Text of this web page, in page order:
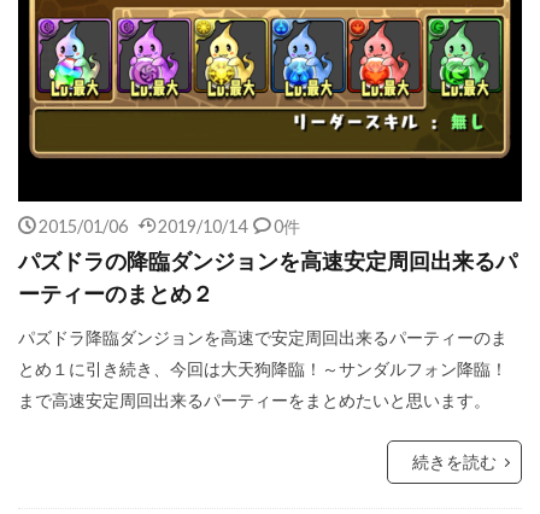
2015/01/06 2019/10/14 0件
パズドラの降臨ダンジョンを高速安定周回出来るパ
ーティーのまとめ２
パズドラ降臨ダンジョンを高速で安定周回出来るパーティーのま
とめ１に引き続き、今回は大天狗降臨！～サンダルフォン降臨！
まで高速安定周回出来るパーティーをまとめたいと思います。
続きを読む